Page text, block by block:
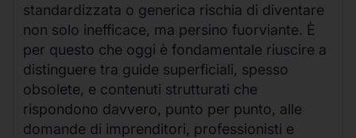
standardizzata o generica rischia di diventare
non solo inefficace, ma persino fuorviante. È
per questo che oggi è fondamentale riuscire a
distinguere tra guide superficiali, spesso
obsolete, e contenuti strutturati che
rispondono davvero, punto per punto, alle
domande di imprenditori, professionisti e